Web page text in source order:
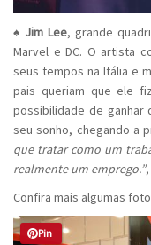
♠ Jim Lee, grande
Marvel e DC. O artista
seus tempos na Itália e
pais queriam que ele
possibilidade de ganhar
seu sonho, chegando a
que tratar como um
realmente um emprego.”
Confira mais algumas
Pin